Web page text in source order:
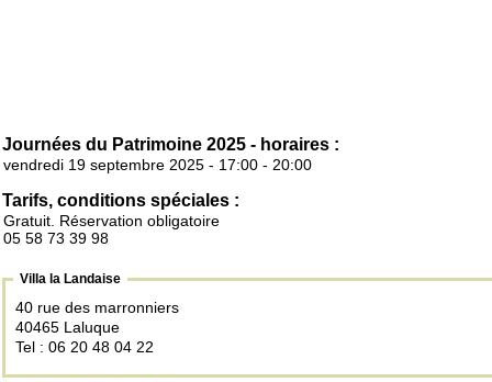
Journées du Patrimoine 2025 - horaires :
vendredi 19 septembre 2025 - 17:00 - 20:00
Tarifs, conditions spéciales :
Gratuit. Réservation obligatoire
05 58 73 39 98
Villa la Landaise
40 rue des marronniers
40465 Laluque
Tel : 06 20 48 04 22